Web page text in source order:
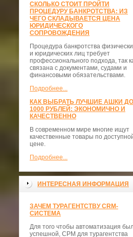
СКОЛЬКО СТОИТ ПРОЙТИ
ПРОЦЕДУРУ БАНКРОТСТВА: ИЗ
ЧЕГО СКЛАДЫВАЕТСЯ ЦЕНА
ЮРИДИЧЕСКОГО
СОПРОВОЖДЕНИЯ
Процедура банкротства
и юридических лиц требует
профессионального подхода, так
связана с документами, судами и
финансовыми обязательствами.
Подробнее...
КАК ВЫБРАТЬ ЛУЧШИЕ АШКИ ДО
1000 РУБЛЕЙ: ЭКОНОМИЧНО И
КАЧЕСТВЕННО
В современном мире многие ищут
качественные товары по
цене.
Подробнее...
ИНТЕРЕСНАЯ ИНФОРМАЦИЯ
ЗАЧЕМ ТУРАГЕНТСТВУ CRM-
СИСТЕМА
Для того чтобы автоматизация
успешной, СРМ для турагентства